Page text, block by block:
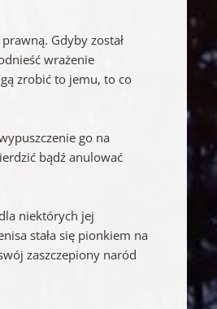
Gdyby został
wrażenie
zrobić to jemu, to co
go na
bądź anulować
niektórych jej
stała się pionkiem na
zaszczepiony naród